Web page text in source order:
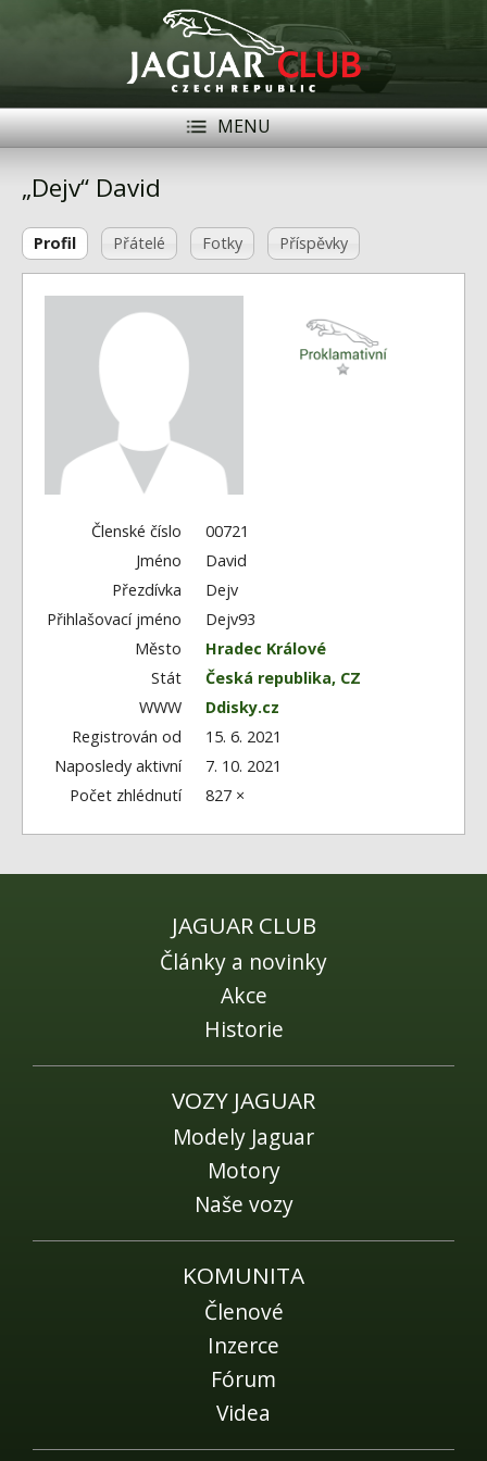
MENU
Modely Jaguar
Naše vozy
Fórum
„Dejv“ David
Profil Přátelé Fotky Příspěvky
Členské číslo
00721
Jméno
David
Přezdívka
Dejv
Přihlašovací jméno
Dejv93
Město
Hradec Králové
Stát
Česká republika, CZ
WWW
Ddisky.cz
Registrován od
15. 6. 2021
Naposledy aktivní
7. 10. 2021
Počet zhlédnutí
827 ×
JAGUAR CLUB
Články a novinky
Akce
Historie
VOZY JAGUAR
Modely Jaguar
Motory
Naše vozy
KOMUNITA
Členové
Inzerce
Fórum
Videa